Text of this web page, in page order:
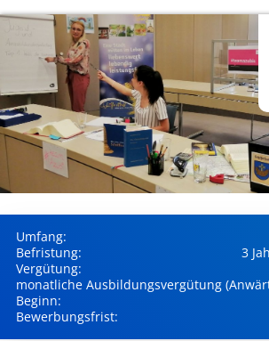
Umfang:
Befristung:
3
Vergütung:
monatliche Ausbildungsvergütung
Beginn:
Bewerbungsfrist: